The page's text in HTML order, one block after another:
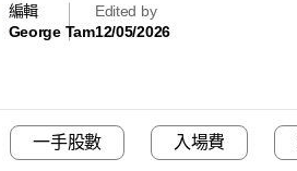
編輯
George Tam
Edited by
12/05/2026
一手股數 入場費